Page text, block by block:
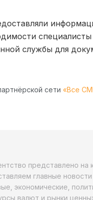
службы для
сети «Все
представлено на
главные новости
экономические,
валют и рынки